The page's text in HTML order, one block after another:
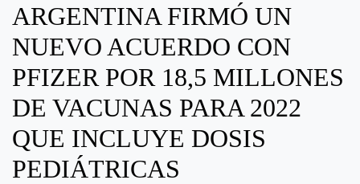
ARGENTINA FIRMÓ UN
NUEVO ACUERDO CON
PFIZER POR 18,5 MILLONES
DE VACUNAS PARA 2022
QUE INCLUYE DOSIS
PEDIÁTRICAS